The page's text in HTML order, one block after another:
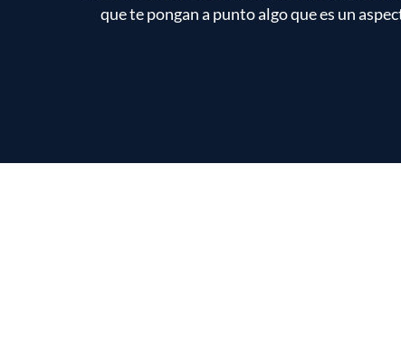
que te pongan a punto algo que es un